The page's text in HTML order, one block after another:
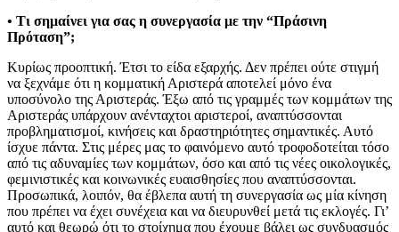
• Τι σημαίνει για σας η συνεργασία με την “Πράσινη
Πρόταση”;
Κυρίως προοπτική. Έτσι το είδα εξαρχής. Δεν πρέπει ούτε στιγμή
να ξεχνάμε ότι η κομματική Αριστερά αποτελεί μόνο ένα
υποσύνολο της Αριστεράς. Έξω από τις γραμμές των κομμάτων της
Αριστεράς υπάρχουν ανένταχτοι αριστεροί, αναπτύσσονται
προβληματισμοί, κινήσεις και δραστηριότητες σημαντικές. Αυτό
ίσχυε πάντα. Στις μέρες μας το φαινόμενο αυτό τροφοδοτείται τόσο
από τις αδυναμίες των κομμάτων, όσο και από τις νέες οικολογικές,
φεμινιστικές και κοινωνικές ευαισθησίες που αναπτύσσονται.
Προσωπικά, λοιπόν, θα έβλεπα αυτή τη συνεργασία ως μία κίνηση
που πρέπει να έχει συνέχεια και να διευρυνθεί μετά τις εκλογές. Γι’
αυτό και θεωρώ ότι το στοίχημα που έχουμε βάλει ως συνδυασμός